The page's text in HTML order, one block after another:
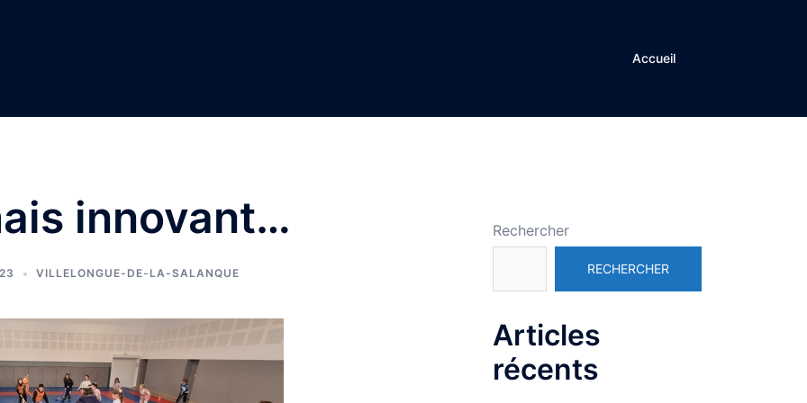
Accueil
innovant…
VILLELONGUE-DE-LA-SALANQUE
Rechercher
RECHERCHER
Articles
récents